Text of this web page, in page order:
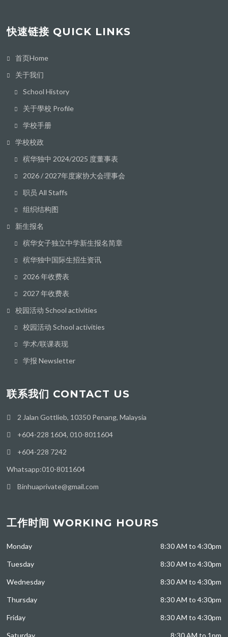
快速链接 QUICK LINKS
首页Home
关于我们
School History
关于學校 Profile
学校手册
学校校政
槟华独中 2024/2025 度董事表
2026 / 2027年度家协大会理事会
职员 All Staffs
组织结构图
新生报名
槟华女子独立中学新生报名简章
槟华独中国际生招生资讯
2026 年收费表
2027 年收费表
校园活动 School activities
校园活动 School activities
学术/联课表现
学报 Newsletter
联系我们 CONTACT US
2 Jalan Gottlieb, 10350 Penang, Malaysia
+604-228 1604, 010-8011604
+604-228 7242
Whatsapp:010-8011604
Binhuaprivate@gmail.com
工作时间 WORKING HOURS
Monday 8:30 AM to 4:30pm
Tuesday 8:30 AM to 4:30pm
Wednesday 8:30 AM to 4:30pm
Thursday 8:30 AM to 4:30pm
Friday 8:30 AM to 4:30pm